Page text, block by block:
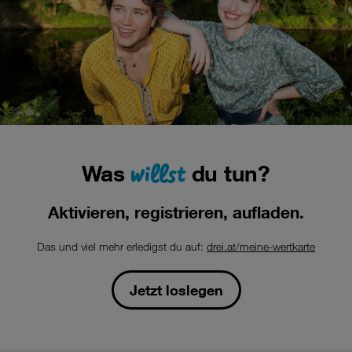
102,4
Kilobyte-
Schritten.
Leistungen,
Surf
10
der
Einheiten
Was willstdu tun?
Aktivieren, registrieren, aufladen.
Das und viel mehr erledigst du auf: drei.at/meine-wertkarte
Jetzt loslegen